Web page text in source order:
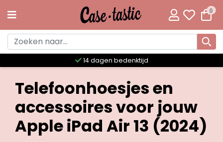
0
14 dagen bedenktijd
Telefoonhoesjes en
accessoires voor jouw
Apple iPad Air 13 (2024)